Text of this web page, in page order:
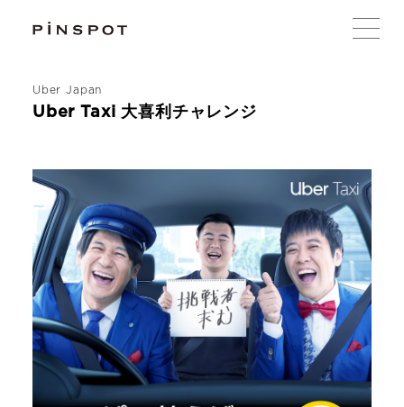
Uber Japan
Uber Taxi 大喜利チャレンジ